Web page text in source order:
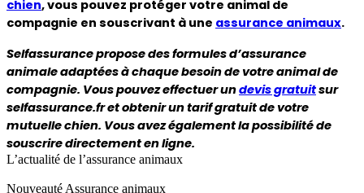
chien, vous pouvez protéger votre animal de
compagnie en souscrivant à une assurance animaux.
Selfassurance propose des formules d’assurance
animale adaptées à chaque besoin de votre animal de
compagnie. Vous pouvez effectuer un devis gratuit sur
selfassurance.fr et obtenir un tarif gratuit de votre
mutuelle chien. Vous avez également la possibilité de
souscrire directement en ligne.
L’actualité de l’assurance animaux
Nouveauté Assurance animaux